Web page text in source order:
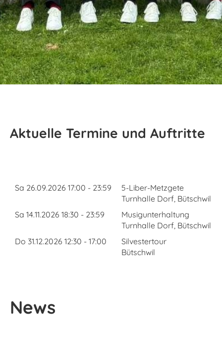
Aktuelle Termine und Auftritte
Sa 26.09.2026 17:00 - 23:59
5-Liber-Metzgete
Turnhalle Dorf, Bütschwil
Sa 14.11.2026 18:30 - 23:59
Musigunterhaltung
Turnhalle Dorf, Bütschwil
Do 31.12.2026 12:30 - 17:00
Silvestertour
Bütschwil
News